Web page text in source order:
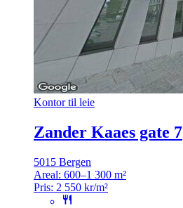
Kontor til leie
Zander Kaaes gate 7
5015 Bergen
Areal: 600–1 300 m²
Pris: 2 550 kr/m²